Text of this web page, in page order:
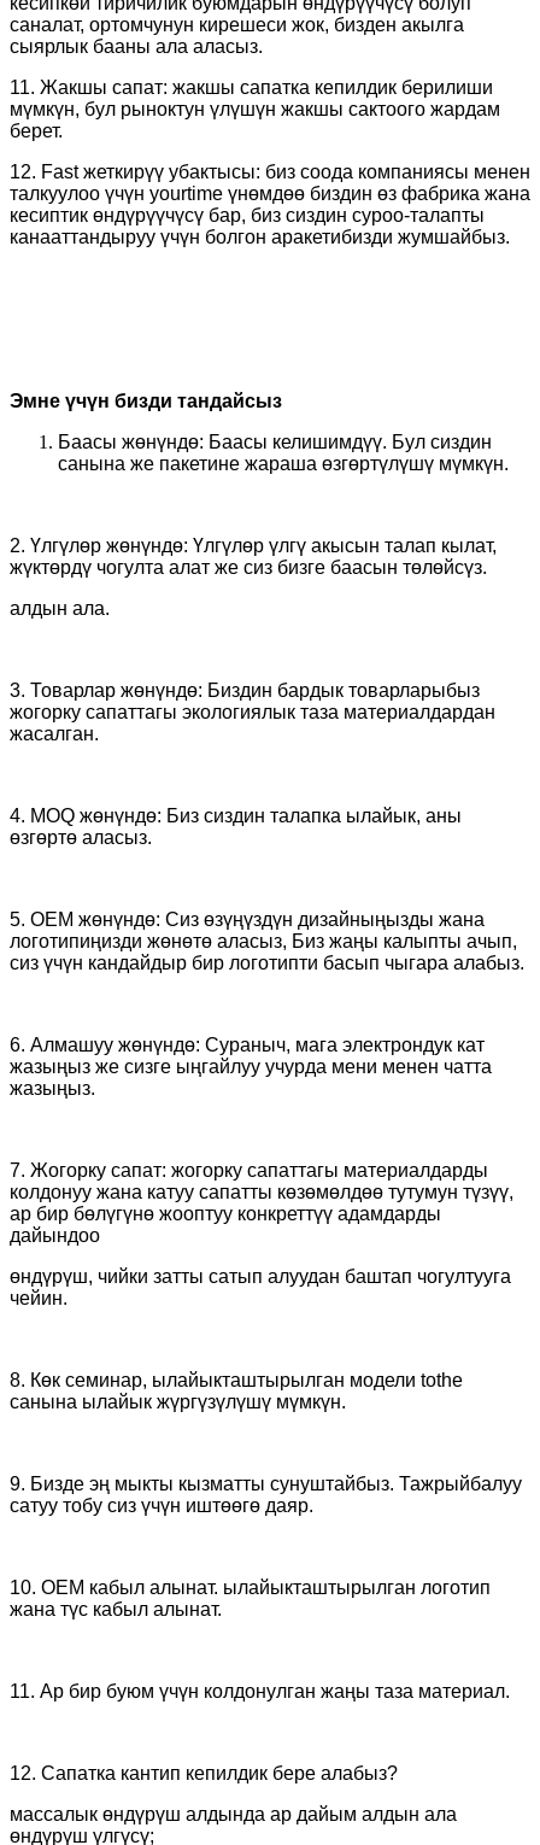
саналат, ортомчунун кирешеси жок, бизден акылга
сыярлык бааны ала аласыз.
11. Жакшы сапат: жакшы сапатка кепилдик берилиши
мүмкүн, бул рыноктун үлүшүн жакшы сактоого жардам
берет.
12. Fast жеткирүү убактысы: биз соода компаниясы менен
талкуулоо үчүн yourtime үнөмдөө биздин өз фабрика жана
кесиптик өндүрүүчүсү бар, биз сиздин суроо-талапты
канааттандыруу үчүн болгон аракетибизди жумшайбыз.
Эмне үчүн бизди тандайсыз
Баасы жөнүндө: Баасы келишимдүү. Бул сиздин
санына же пакетине жараша өзгөртүлүшү мүмкүн.
2. Үлгүлөр жөнүндө: Үлгүлөр үлгү акысын талап кылат,
жүктөрдү чогулта алат же сиз бизге баасын төлөйсүз.
алдын ала.
3. Товарлар жөнүндө: Биздин бардык товарларыбыз
жогорку сапаттагы экологиялык таза материалдардан
жасалган.
4. MOQ жөнүндө: Биз сиздин талапка ылайык, аны
өзгөртө аласыз.
5. OEM жөнүндө: Сиз өзүңүздүн дизайныңызды жана
логотипиңизди жөнөтө аласыз, Биз жаңы калыпты ачып,
сиз үчүн кандайдыр бир логотипти басып чыгара алабыз.
6. Алмашуу жөнүндө: Сураныч, мага электрондук кат
жазыңыз же сизге ыңгайлуу учурда мени менен чатта
жазыңыз.
7. Жогорку сапат: жогорку сапаттагы материалдарды
колдонуу жана катуу сапатты көзөмөлдөө тутумун түзүү,
ар бир бөлүгүнө жооптуу конкреттүү адамдарды
дайындоо
өндүрүш, чийки затты сатып алуудан баштап чогултууга
чейин.
8. Көк семинар, ылайыкташтырылган модели tothe
санына ылайык жүргүзүлүшү мүмкүн.
9. Бизде эң мыкты кызматты сунуштайбыз. Тажрыйбалуу
сатуу тобу сиз үчүн иштөөгө даяр.
10. OEM кабыл алынат. ылайыкташтырылган логотип
жана түс кабыл алынат.
11. Ар бир буюм үчүн колдонулган жаңы таза материал.
12. Сапатка кантип кепилдик бере алабыз?
массалык өндүрүш алдында ар дайым алдын ала
өндүрүш үлгүсү;